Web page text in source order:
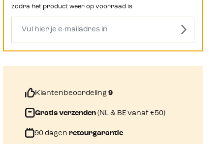
zodra het product weer op voorraad is.
Klantenbeoordeling 9
Gratis verzenden (NL & BE vanaf €50)
90 dagen retourgarantie